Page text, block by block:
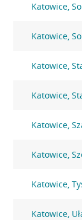
Katowice,
Katowice,
Katowice,
Katowice,
Katowice,
Katowice,
Katowice,
Katowice,